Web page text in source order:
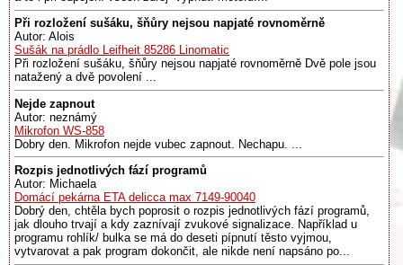
Při rozložení sušáku, šňůry nejsou napjaté rovnoměrně
Autor: Alois
Sušák na prádlo Leifheit 85286 Linomatic
Při rozložení sušáku, šňůry nejsou napjaté rovnoměrně Dvě pole jsou
natažený a dvě povolení ...
Nejde zapnout
Autor: neznámý
Mikrofon WS-858
Dobry den. Mikrofon nejde vubec zapnout. Nechapu. ...
Rozpis jednotlivých fází programů
Autor: Michaela
Domácí pekárna ETA delicca max 7149-90040
Dobrý den, chtěla bych poprosit o rozpis jednotlivých fází programů,
jak dlouho trvají a kdy zaznívají zvukové signalizace. Například u
programu rohlík/ bulka se má do deseti pípnutí těsto vyjmou,
vytvarovat a pak program dokončit, ale nikde není napsáno po...